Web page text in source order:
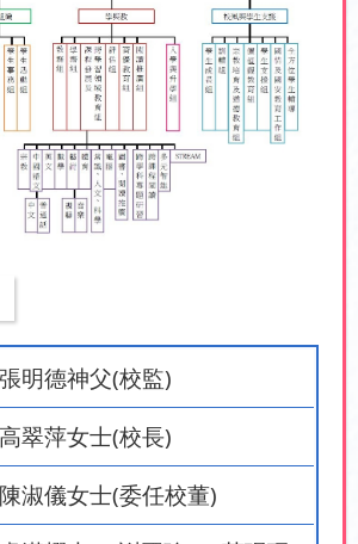
張明德神父(校監)
高翠萍女士(校長)
陳淑儀女士(委任校董)